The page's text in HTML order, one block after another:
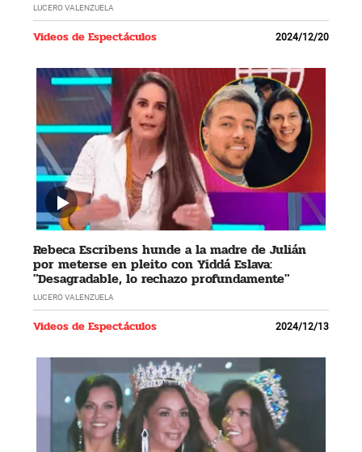
LUCERO VALENZUELA
Videos de Espectáculos 2024/12/20
Rebeca Escribens hunde a la madre de Julián
por meterse en pleito con Yiddá Eslava:
"Desagradable, lo rechazo profundamente"
LUCERO VALENZUELA
Videos de Espectáculos 2024/12/13